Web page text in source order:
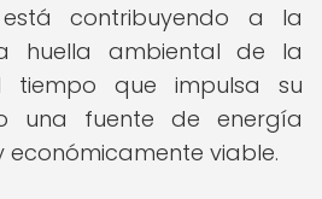
contribuyendo a la
huella ambiental de la
tiempo que impulsa su
una fuente de energía
económicamente viable.